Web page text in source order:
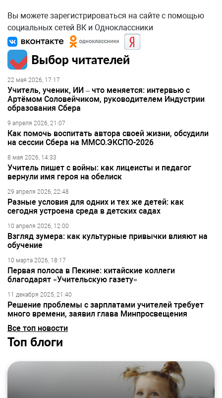
Вы можете зарегистрироваться на сайте с помощью
социальных сетей ВК и Одноклассники
Выбор читателей
22 мая 2026, 17:17
Учитель, ученик, ИИ – что меняется: интервью с
Артёмом Соловейчиком, руководителем Индустрии
образования Сбера
9 апреля 2026, 21:07
Как помочь воспитать автора своей жизни, обсудили
на сессии Сбера на ММСО.ЭКСПО-2026
8 мая 2026, 14:33
Учитель пишет с войны: как лицеисты и педагог
вернули имя героя на обелиск
29 апреля 2026, 22:48
Разные условия для одних и тех же детей: как
сегодня устроена среда в детских садах
10 апреля 2026, 12:00
Взгляд зумера: как культурные привычки влияют на
обучение
10 марта 2026, 18:17
Первая полоса в Пекине: китайские коллеги
благодарят «Учительскую газету»
11 декабря 2025, 21:40
Решение проблемы с зарплатами учителей требует
много времени, заявил глава Минпросвещения
Все топ новости
Топ блоги